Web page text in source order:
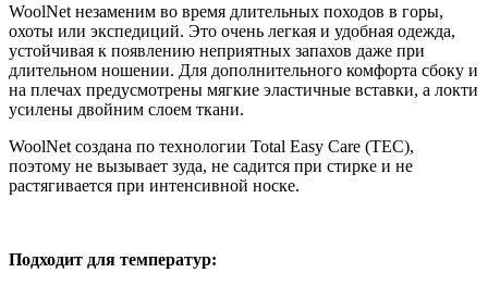
WoolNet незаменим во время длительных походов в горы,
охоты или экспедиций. Это очень легкая и удобная одежда,
устойчивая к появлению неприятных запахов даже при
длительном ношении. Для дополнительного комфорта сбоку и
на плечах предусмотрены мягкие эластичные вставки, а локти
усилены двойним слоем ткани.
WoolNet создана по технологии Total Easy Care (TEC),
поэтому не вызывает зуда, не садится при стирке и не
растягивается при интенсивной носке.
Подходит для температур: